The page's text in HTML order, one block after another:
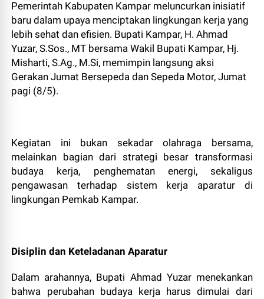
Pemerintah Kabupaten Kampar meluncurkan inisiatif
baru dalam upaya menciptakan lingkungan kerja yang
lebih sehat dan efisien. Bupati Kampar, H. Ahmad
Yuzar, S.Sos., MT bersama Wakil Bupati Kampar, Hj.
Misharti, S.Ag., M.Si, memimpin langsung aksi
Gerakan Jumat Bersepeda dan Sepeda Motor, Jumat
pagi (8/5).
Kegiatan ini bukan sekadar olahraga bersama,
melainkan bagian dari strategi besar transformasi
budaya kerja, penghematan energi, sekaligus
pengawasan terhadap sistem kerja aparatur di
lingkungan Pemkab Kampar.
Disiplin dan Keteladanan Aparatur
Dalam arahannya, Bupati Ahmad Yuzar menekankan
bahwa perubahan budaya kerja harus dimulai dari